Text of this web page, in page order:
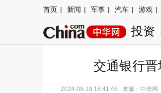
首页 | 新闻 | 军事 | 汽车 | 游戏 |
投资
交通银行
2024-09-18 16:41:46 来源：中华网